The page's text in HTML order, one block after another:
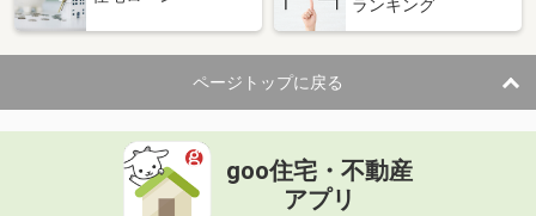
ランキング
ページトップに戻る
goo住宅・不動産
アプリ